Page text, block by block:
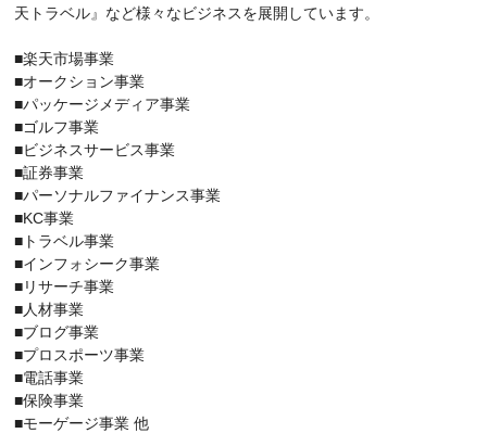
天トラベル』など様々なビジネスを展開しています。
■楽天市場事業
■オークション事業
■パッケージメディア事業
■ゴルフ事業
■ビジネスサービス事業
■証券事業
■パーソナルファイナンス事業
■KC事業
■トラベル事業
■インフォシーク事業
■リサーチ事業
■人材事業
■ブログ事業
■プロスポーツ事業
■電話事業
■保険事業
■モーゲージ事業 他